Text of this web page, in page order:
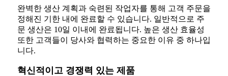
완벽한 생산 계획과 숙련된 작업자를 통해 고객 주문을
정해진 기한 내에 완료할 수 있습니다. 일반적으로 주
문 생산은 10일 이내에 완료됩니다. 높은 생산 효율성
또한 고객들이 당사와 협력하는 중요한 이유 중 하나입
니다.
혁신적이고 경쟁력 있는 제품